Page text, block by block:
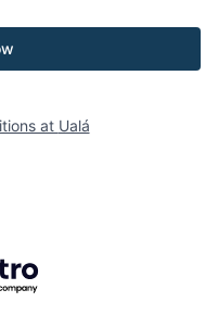
at Ualá
Getro.com